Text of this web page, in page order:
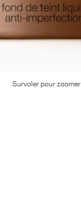
Survoler pour zoomer